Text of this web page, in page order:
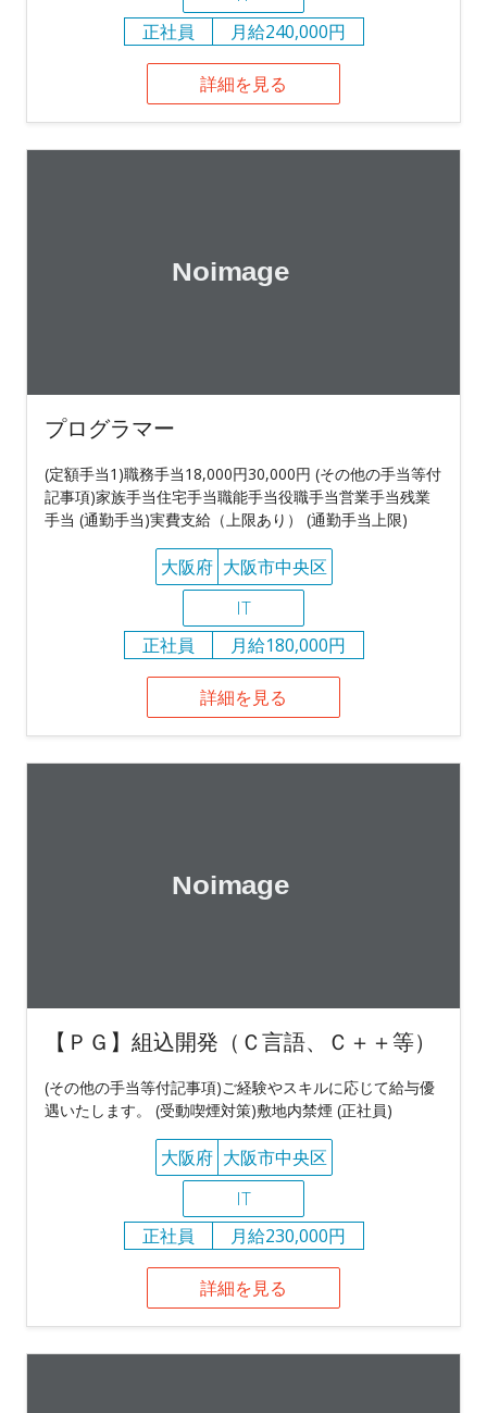
正社員
月給240,000円
詳細を見る
プログラマー
(定額手当1)職務手当18,000円30,000円 (その他の手当等付
記事項)家族手当住宅手当職能手当役職手当営業手当残業
手当 (通勤手当)実費支給（上限あり） (通勤手当上限)
大阪府 大阪市中央区
IT
正社員
月給180,000円
詳細を見る
【ＰＧ】組込開発（Ｃ言語、Ｃ＋＋等）
(その他の手当等付記事項)ご経験やスキルに応じて給与優
遇いたします。 (受動喫煙対策)敷地内禁煙 (正社員)
大阪府 大阪市中央区
IT
正社員
月給230,000円
詳細を見る